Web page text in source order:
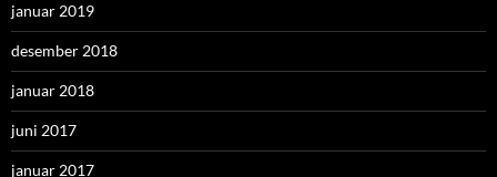
januar 2019
desember 2018
januar 2018
juni 2017
januar 2017